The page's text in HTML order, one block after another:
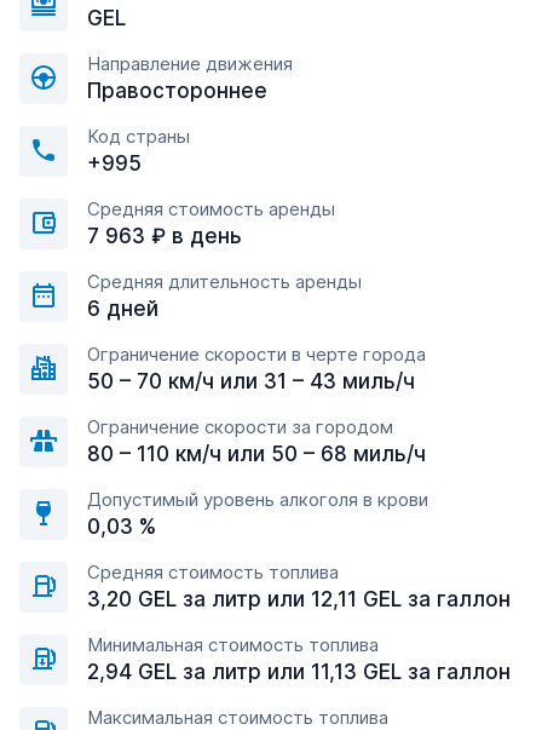
GEL
Направление движения
Правостороннее
Код страны
+995
Средняя стоимость аренды
7 963 ₽ в день
Средняя длительность аренды
6 дней
Ограничение скорости в черте города
50 – 70 км/ч или 31 – 43 миль/ч
Ограничение скорости за городом
80 – 110 км/ч или 50 – 68 миль/ч
Допустимый уровень алкоголя в крови
0,03 %
Средняя стоимость топлива
3,20 GEL за литр или 12,11 GEL за галлон
Минимальная стоимость топлива
2,94 GEL за литр или 11,13 GEL за галлон
Максимальная стоимость топлива